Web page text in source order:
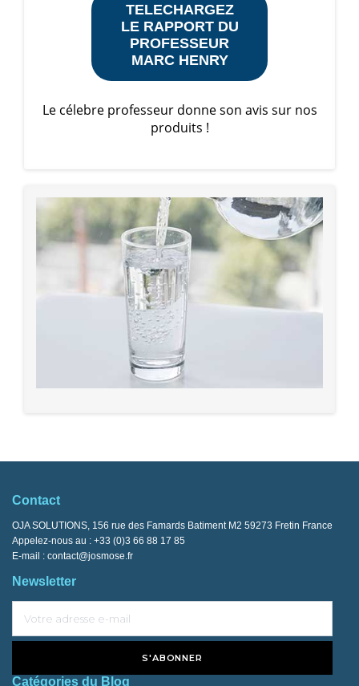
TELECHARGEZ
LE RAPPORT DU
PROFESSEUR
MARC HENRY
Le célebre professeur donne son avis sur nos
produits !
Contact
OJA SOLUTIONS, 156 rue des Famards Batiment M2 59273 Fretin France
Appelez-nous au : +33 (0)3 66 88 17 85
E-mail : contact@josmose.fr
Newsletter
S'ABONNER
Catégories du Blog